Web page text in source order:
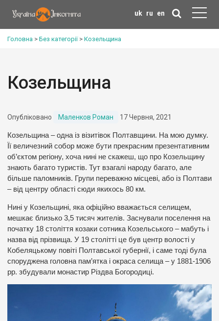
uk ru en
Головна > Без категорії> Козельщина
Козельщина
Опубліковано Маленков Роман 17 Червня, 2021
Козельщина – одна із візитівок Полтавщини. На мою думку.
Її величезний собор може бути прекрасним презентативним
об’єктом регіону, хоча нині не скажеш, що про Козельщину
знають багато туристів. Тут взагалі народу багато, але
більше паломників. Групи переважно місцеві, або із Полтави
– від центру області сюди якихось 80 км.
Нині у Козельщині, яка офіційно вважається селищем,
мешкає близько 3,5 тисяч жителів. Заснували поселення на
початку 18 століття козаки сотника Козельського – мабуть і
назва від прізвища. У 19 столітті це був центр волості у
Кобеляцькому повіті Полтавської губернії, і саме тоді була
споруджена головна пам’ятка і окраса селища – у 1881-1906
рр. збудували монастир Різдва Богородиці.